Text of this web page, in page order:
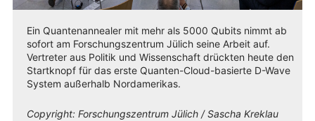
Ein Quantenannealer mit mehr als 5000 Qubits nimmt ab
sofort am Forschungszentrum Jülich seine Arbeit auf.
Vertreter aus Politik und Wissenschaft drückten heute den
Startknopf für das erste Quanten-Cloud-basierte D-Wave
System außerhalb Nordamerikas.
Copyright: Forschungszentrum Jülich / Sascha Kreklau